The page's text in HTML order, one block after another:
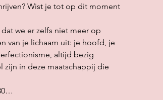
Wist je tot op dit moment
we er zelfs niet meer op
van je lichaam uit: je hoofd, je
altijd bezig
zijn in deze maatschappij die